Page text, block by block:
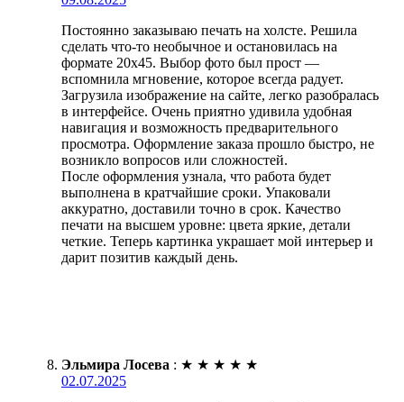
Постоянно заказываю печать на холсте. Решила
сделать что-то необычное и остановилась на
формате 20х45. Выбор фото был прост —
вспомнила мгновение, которое всегда радует.
Загрузила изображение на сайте, легко разобралась
в интерфейсе. Очень приятно удивила удобная
навигация и возможность предварительного
просмотра. Оформление заказа прошло быстро, не
возникло вопросов или сложностей.
После оформления узнала, что работа будет
выполнена в кратчайшие сроки. Упаковали
аккуратно, доставили точно в срок. Качество
печати на высшем уровне: цвета яркие, детали
четкие. Теперь картинка украшает мой интерьер и
дарит позитив каждый день.
Эльмира Лосева : ★ ★ ★ ★ ★
02.07.2025